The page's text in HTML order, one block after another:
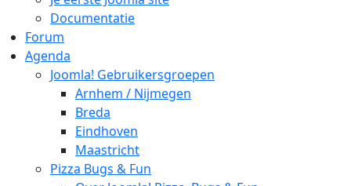
Documentatie
Forum
Agenda
Joomla! Gebruikersgroepen
Arnhem / Nijmegen
Breda
Eindhoven
Maastricht
Pizza Bugs & Fun